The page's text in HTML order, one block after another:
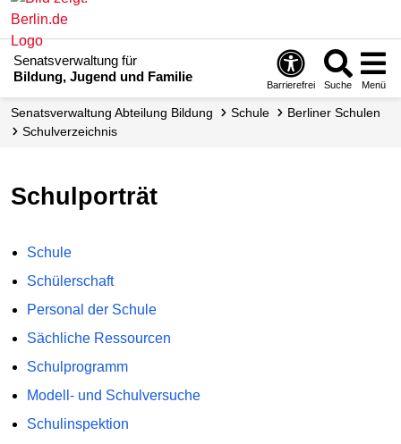
Senatsverwaltung für
Bildung, Jugend und Familie
Barrierefrei Suche Menü
Senats­verwaltung Abteilung Bildung Schule
Berliner Schulen
Schul­verzeichnis
Schulporträt
Schule
Schülerschaft
Personal der Schule
Sächliche Ressourcen
Schulprogramm
Modell- und Schulversuche
Schulinspektion